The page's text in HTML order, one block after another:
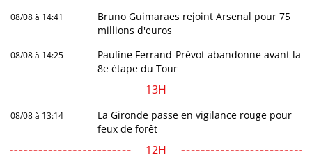
08/08 à 14:41
Bruno Guimaraes rejoint Arsenal pour 75
millions d'euros
08/08 à 14:25
Pauline Ferrand-Prévot abandonne avant la
8e étape du Tour
13H
08/08 à 13:14
La Gironde passe en vigilance rouge pour
feux de forêt
12H